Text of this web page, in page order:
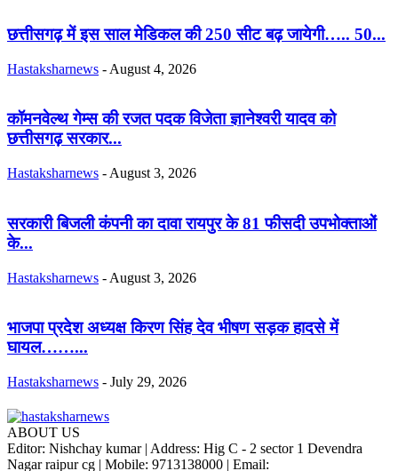
छत्तीसगढ़ में इस साल मेडिकल की 250 सीट बढ़ जायेगी….. 50...
Hastaksharnews - August 4, 2026
कॉमनवेल्थ गेम्स की रजत पदक विजेता ज्ञानेश्वरी यादव को
छत्तीसगढ़ सरकार...
Hastaksharnews - August 3, 2026
सरकारी बिजली कंपनी का दावा रायपुर के 81 फीसदी उपभोक्ताओं
के...
Hastaksharnews - August 3, 2026
भाजपा प्रदेश अध्यक्ष किरण सिंह देव भीषण सड़क हादसे में
घायल……...
Hastaksharnews - July 29, 2026
ABOUT US
Editor: Nishchay kumar | Address: Hig C - 2 sector 1 Devendra
Nagar raipur cg | Mobile: 9713138000 | Email: